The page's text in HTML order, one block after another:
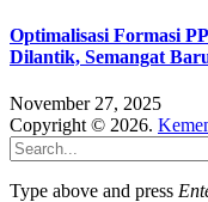
Optimalisasi Formasi
Dilantik, Semangat
November 27, 2025
Copyright © 2026.
Type above and press